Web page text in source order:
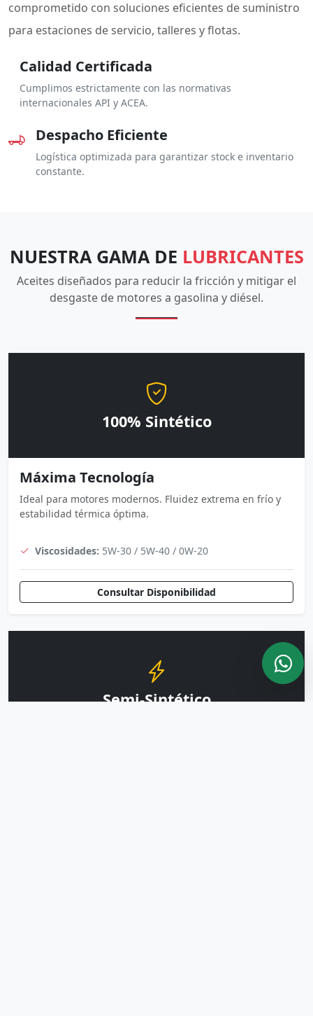
comprometido con soluciones eficientes de suministro
para estaciones de servicio, talleres y flotas.
Calidad Certificada
Cumplimos estrictamente con las normativas
internacionales API y ACEA.
Despacho Eficiente
Logística optimizada para garantizar stock e inventario
constante.
NUESTRA GAMA DE LUBRICANTES
Aceites diseñados para reducir la fricción y mitigar el
desgaste de motores a gasolina y diésel.
100% Sintético
Máxima Tecnología
Ideal para motores modernos. Fluidez extrema en frío y
estabilidad térmica óptima.
Viscosidades: 5W-30 / 5W-40 / 0W-20
Consultar Disponibilidad
Semi-Sintético